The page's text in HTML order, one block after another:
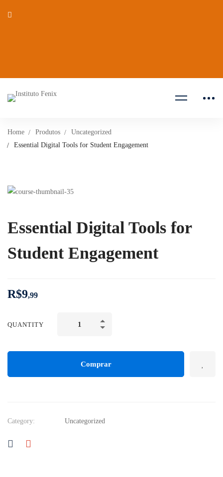
Home Produtos
Uncategorized
Essential Digital Tools for Student Engagement
Essential Digital Tools for
Student Engagement
R$9,99
QUANTITY
Comprar
Category: Uncategorized